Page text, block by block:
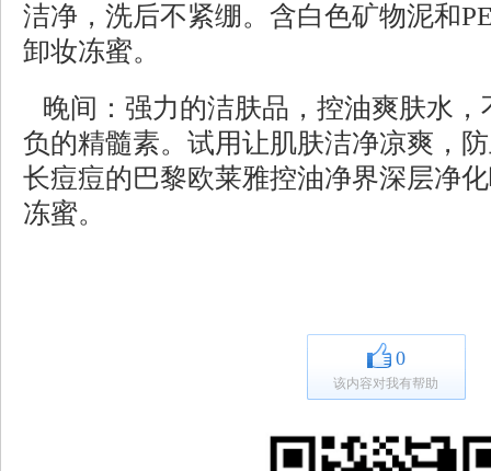
洁净，洗后不紧绷。含白色矿物泥和
卸妆冻蜜。
晚间：强力的洁肤品，控油爽肤水，
负的精髓素。试用让肌肤洁净凉爽，
长痘痘的巴黎欧莱雅控油净界深层净
冻蜜。
0
该内容对我有帮助